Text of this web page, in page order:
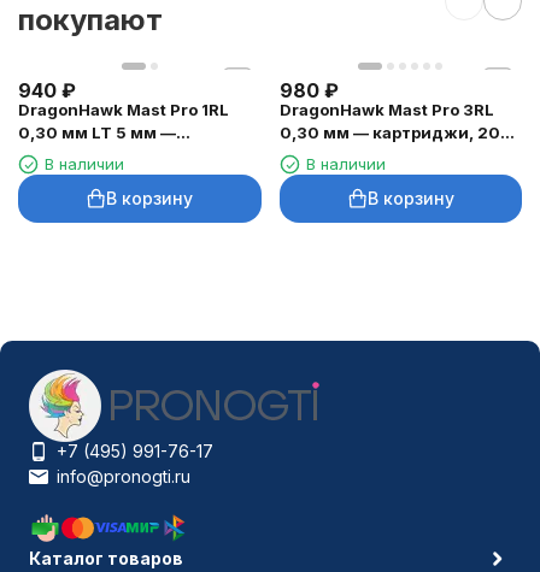
покупают
940 ₽
DragonHawk Mast Pro 1RL
0,30 мм LT 5 мм —
картриджи, 20 шт.
В наличии
В корзину
980 ₽
DragonHawk Mast Pro 3RL
0,30 мм — картриджи, 20
шт.В наличии
В корзину
+7 (495) 991-76-17
info@pronogti.ru
Каталог товаров